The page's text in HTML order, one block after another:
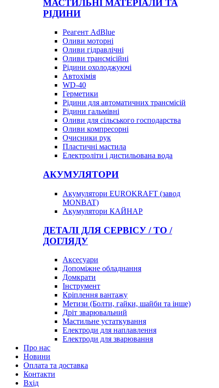
МАСТИЛЬНІ МАТЕРІАЛИ ТА
РІДИНИ
Реагент AdBlue
Оливи моторні
Оливи гідравлічні
Оливи трансмісійні
Рідини охолоджуючі
Автохімія
WD-40
Герметики
Рідини для автоматичних трансмісій
Рідини гальмівні
Оливи для сільського господарства
Оливи компресорні
Очисники рук
Пластичні мастила
Електроліти і дистильована вода
АКУМУЛЯТОРИ
Акумулятори EUROKRAFT (завод
MONBAT)
Акумулятори КАЙНАР
ДЕТАЛІ ДЛЯ СЕРВІСУ / ТО /
ДОГЛЯДУ
Аксесуари
Допоміжне обладнання
Домкрати
Інструмент
Кріплення вантажу
Метизи (Болти, гайки, шайби та інше)
Дріт зварювальний
Мастильне устаткування
Електроди для наплавлення
Електроди для зварювання
Про нас
Новини
Оплата та доставка
Контакти
Вхiд